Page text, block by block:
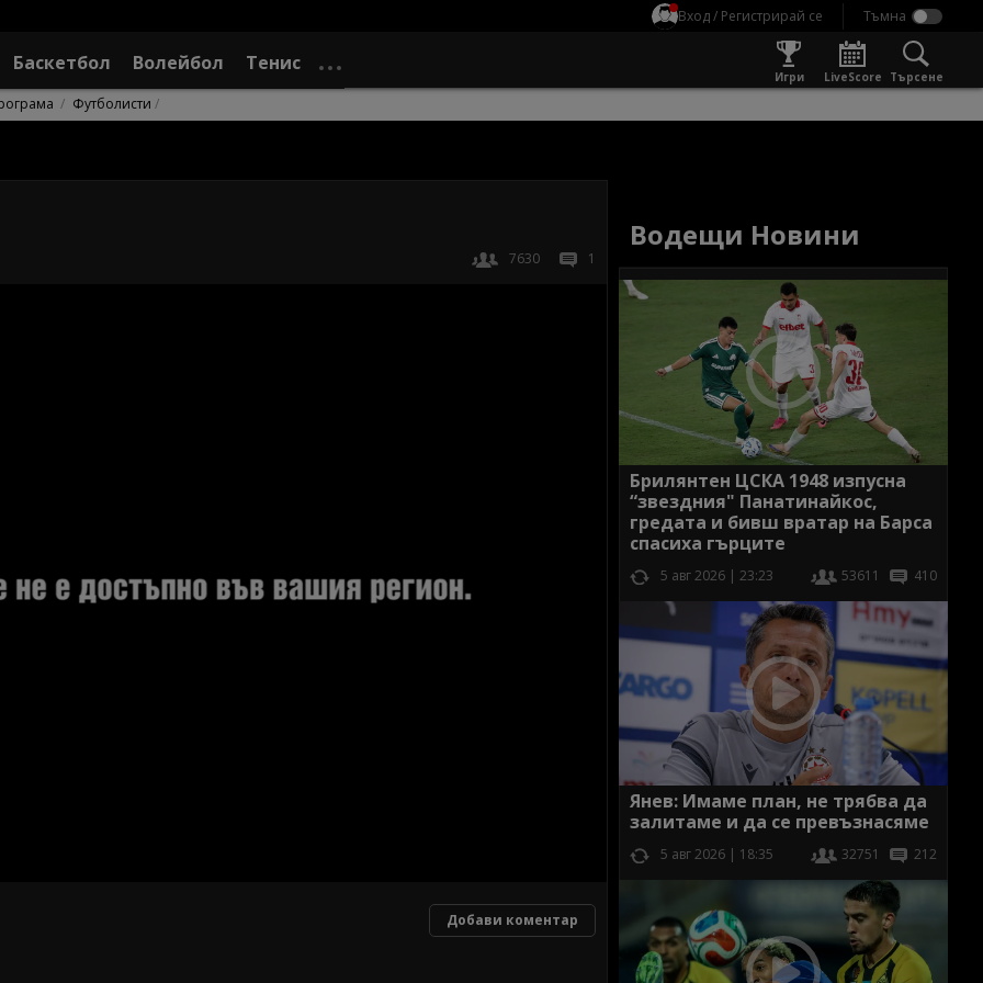
Вход / Регистрирай се
Баскетбол Волейбол Тенис
Игри LiveScore Търсене
Футболисти
7630 1
Добави коментар
Водещи Новини
Брилянтен ЦСКА 1948 изпусна
“звездния" Панатинайкос,
гредата и бивш вратар на Барса
спасиха гърците
5 авг 2026 | 23:23 53611 410
Янев: Имаме план, не трябва да
залитаме и да се превъзнасяме
5 авг 2026 | 18:35 32751 212